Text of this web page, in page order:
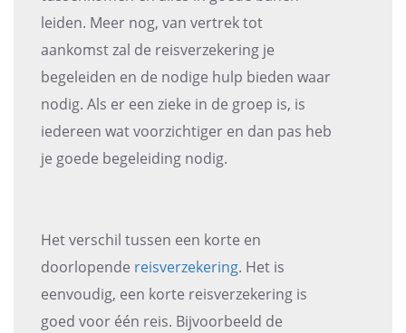
leiden. Meer nog, van vertrek tot
aankomst zal de reisverzekering je
begeleiden en de nodige hulp bieden waar
nodig. Als er een zieke in de groep is, is
iedereen wat voorzichtiger en dan pas heb
je goede begeleiding nodig.
Het verschil tussen een korte en
doorlopende reisverzekering. Het is
eenvoudig, een korte reisverzekering is
goed voor één reis. Bijvoorbeeld de